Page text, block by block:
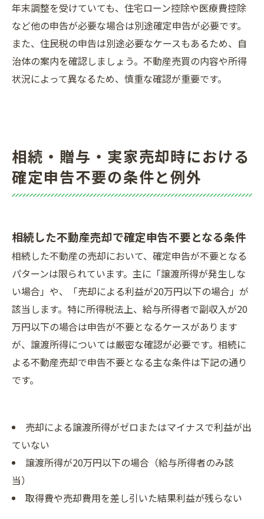
年末調整を受けていても、住宅ローン控除や医療費控除
など他の申告が必要な場合は別途確定申告が必要です。
また、住民税の申告は別途必要なケースもあるため、自
治体の案内を確認しましょう。不動産売買の内容や所得
状況によって異なるため、慎重な確認が重要です。
相続・贈与・実家売却時における
確定申告不要の条件と例外
相続した不動産売却で確定申告不要となる条件
相続した不動産の売却において、確定申告が不要となる
パターンは限られています。主に「譲渡所得が発生しな
い場合」や、「売却による利益が20万円以下の場合」が
該当します。特に所得税法上、給与所得者で副収入が20
万円以下の場合は申告が不要となるケースがあります
が、譲渡所得については厳密な確認が必要です。相続に
よる不動産売却で申告不要となる主な条件は下記の通り
です。
売却による譲渡所得がゼロまたはマイナスで利益が出
ていない
譲渡所得が20万円以下の場合（給与所得者のみ該
当）
取得費や売却費用を差し引いた結果利益が残らない